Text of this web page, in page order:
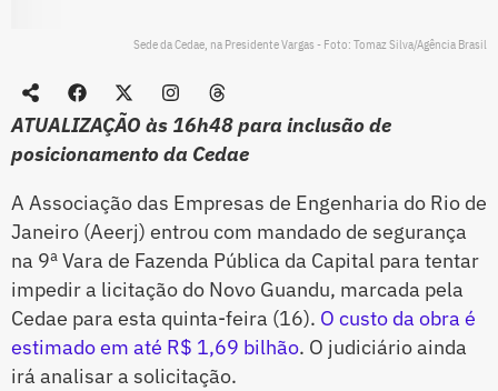
Sede da Cedae, na Presidente Vargas - Foto: Tomaz Silva/Agência Brasil
ATUALIZAÇÃO às 16h48 para inclusão de
posicionamento da Cedae
A Associação das Empresas de Engenharia do Rio de
Janeiro (Aeerj) entrou com mandado de segurança
na 9ª Vara de Fazenda Pública da Capital para tentar
impedir a licitação do Novo Guandu, marcada pela
Cedae para esta quinta-feira (16). O custo da obra é
estimado em até R$ 1,69 bilhão. O judiciário ainda
irá analisar a solicitação.